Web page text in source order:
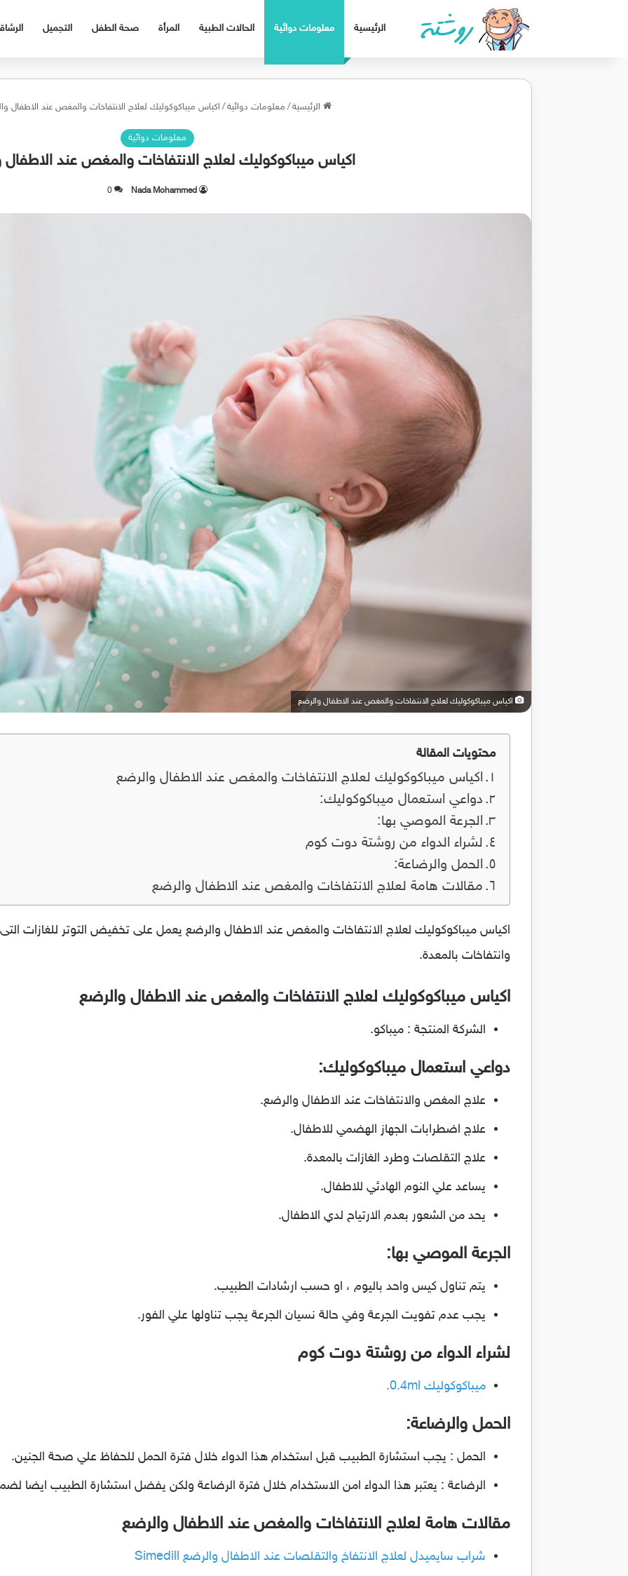
الرئيسية معلومات دوائية الحالات الطبية المرأة صحة الطفل التجميل
الرئيسية/ معلومات دوائية/ اكياس ميباكوكوليك لعلاج الانتفاخات والمغص عند الاطفال
معلومات دوائية
اكياس ميباكوكوليك لعلاج الانتفاخات والمغص عند الاطفال
Nada Mohammed
0
اكياس ميباكوكوليك لعلاج الانتفاخات والمغص عند الاطفال والرضع
محتويات المقالة
اكياس ميباكوكوليك لعلاج الانتفاخات والمغص عند الاطفال والرضع
دواعي استعمال ميباكوكوليك:
الجرعة الموصي بها:
لشراء الدواء من روشتة دوت كوم
الحمل والرضاعة:
مقالات هامة لعلاج الانتفاخات والمغص عند الاطفال والرضع
اكياس ميباكوكوليك لعلاج الانتفاخات والمغص عند الاطفال والرضع يعمل على تخفيض التوتر للغازات
وانتفاخات بالمعدة.
اكياس ميباكوكوليك لعلاج الانتفاخات والمغص عند الاطفال والرضع
الشركة المنتجة : ميباكو.
دواعي استعمال ميباكوكوليك:
علاج المغص والانتفاخات عند الاطفال والرضع.
علاج اضطرابات الجهاز الهضمي للاطفال.
علاج التقلصات وطرد الغازات بالمعدة.
يساعد علي النوم الهادئي للاطفال.
يحد من الشعور بعدم الارتياح لدي الاطفال.
الجرعة الموصي بها:
يتم تناول كيس واحد باليوم ، او حسب ارشادات الطبيب.
يجب عدم تفويت الجرعة وفي حالة نسيان الجرعة يجب تناولها علي الفور.
لشراء الدواء من روشتة دوت كوم
ميباكوكوليك 0.4ml.
الحمل والرضاعة:
الحمل : يجب استشارة الطبيب قبل استخدام هذا الدواء خلال فترة الحمل للحفاظ علي صحة الجنين.
الرضاعة : يعتبر هذا الدواء امن الاستخدام خلال فترة الرضاعة ولكن يفضل استشارة الطبيب ايضا
مقالات هامة لعلاج الانتفاخات والمغص عند الاطفال والرضع
شراب سايميدل لعلاج الانتفاخ والتقلصات عند الاطفال والرضع Simedill